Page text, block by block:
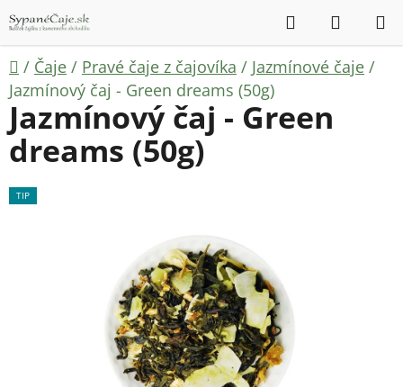
na
obsah
Hľadať
KOŠÍK
Domov
/ Čaje / Pravé čaje z čajovíka / Jazmínové čaje /
Jazmínový čaj - Green dreams (50g)
Jazmínový čaj - Green
dreams (50g)
TIP